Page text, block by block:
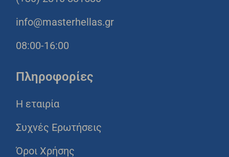
info@masterhellas.gr
08:00-16:00
Πληροφορίες
Η εταιρία
Συχνές Ερωτήσεις
Όροι Χρήσης